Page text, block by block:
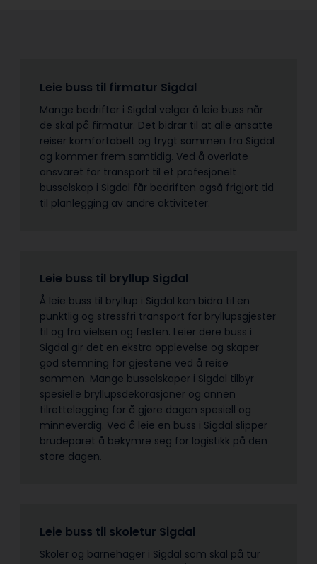
Leie buss til firmatur Sigdal
Mange bedrifter i Sigdal velger å leie buss når
de skal på firmatur. Det bidrar til at alle ansatte
reiser komfortabelt og trygt sammen fra Sigdal
og kommer frem samtidig. Ved å overlate
ansvaret for transport til et profesjonelt
busselskap i Sigdal får bedriften også frigjort tid
til planlegging av andre aktiviteter.
Leie buss til bryllup Sigdal
Å leie buss til bryllup i Sigdal kan bidra til en
punktlig og stressfri transport for bryllupsgjester
til og fra vielsen og festen. Leier dere buss i
Sigdal gir det en ekstra opplevelse og skaper
god stemning for gjestene ved å reise
sammen. Mange busselskaper i Sigdal tilbyr
spesielle bryllupsdekorasjoner og annen
tilrettelegging for å gjøre dagen spesiell og
minneverdig. Ved å leie en buss i Sigdal slipper
brudeparet å bekymre seg for logistikk på den
store dagen.
Leie buss til skoletur Sigdal
Skoler og barnehager i Sigdal som skal på tur